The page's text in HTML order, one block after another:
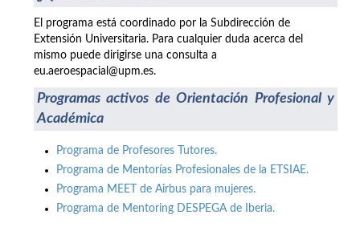
El programa está coordinado por la Subdirección de
Extensión Universitaria. Para cualquier duda acerca del
mismo puede dirigirse una consulta a
eu.aeroespacial@upm.es.
Programas activos de Orientación Profesional y
Académica
Programa de Profesores Tutores.
Programa de Mentorías Profesionales de la ETSIAE.
Programa MEET de Airbus para mujeres.
Programa de Mentoring DESPEGA de Iberia.